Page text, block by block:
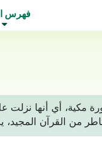
فهرس
أنها سورة مكية، أي